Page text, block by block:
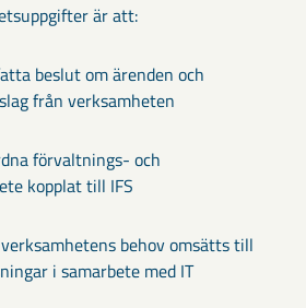
är att:
beslut om ärenden och
från verksamheten
förvaltnings- och
kopplat till IFS
behov omsätts till
i samarbete med IT